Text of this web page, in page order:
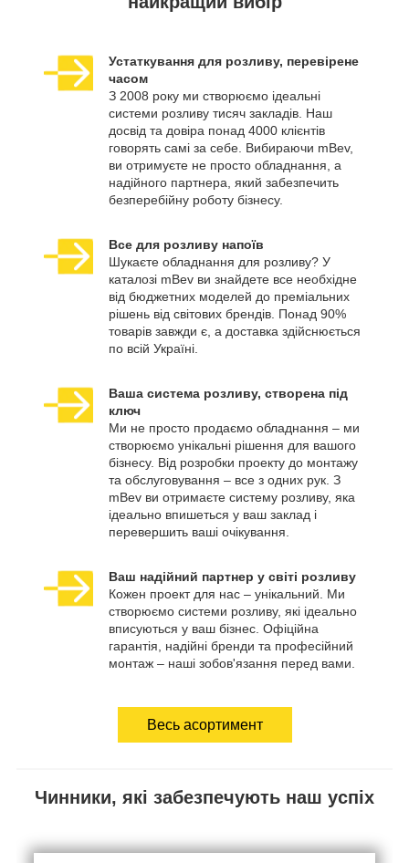
Устаткування для розливу, перевірене
часом
З 2008 року ми створюємо ідеальні
системи розливу тисяч закладів. Наш
досвід та довіра понад 4000 клієнтів
говорять самі за себе. Вибираючи mBev,
ви отримуєте не просто обладнання, а
надійного партнера, який забезпечить
безперебійну роботу бізнесу.
Все для розливу напоїв
Шукаєте обладнання для розливу? У
каталозі mBev ви знайдете все необхідне
від бюджетних моделей до преміальних
рішень від світових брендів. Понад 90%
товарів завжди є, а доставка здійснюється
по всій Україні.
Ваша система розливу, створена під
ключ
Ми не просто продаємо обладнання – ми
створюємо унікальні рішення для вашого
бізнесу. Від розробки проекту до монтажу
та обслуговування – все з одних рук. З
mBev ви отримаєте систему розливу, яка
ідеально впишеться у ваш заклад і
перевершить ваші очікування.
Ваш надійний партнер у світі розливу
Кожен проект для нас – унікальний. Ми
створюємо системи розливу, які ідеально
вписуються у ваш бізнес. Офіційна
гарантія, надійні бренди та професійний
монтаж – наші зобов'язання перед вами.
Весь асортимент
Чинники, які забезпечують наш успіх